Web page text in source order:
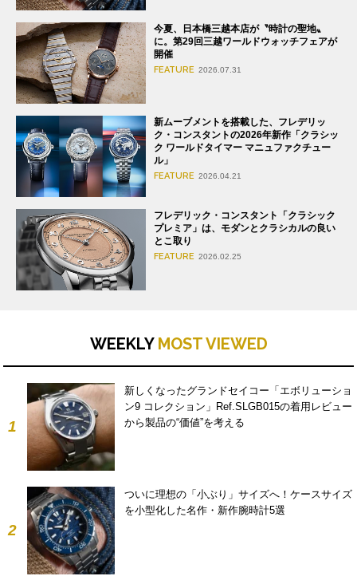
今夏、日本橋三越本店が〝時計の聖地〟
に。第29回三越ワールドウォッチフェアが
開催
FEATURE 2026.07.31
新ムーブメントを搭載した、フレデリッ
ク・コンスタントの2026年新作「クラシッ
ク ワールドタイマー マニュファクチュー
ル」
FEATURE 2026.04.21
フレデリック・コンスタント「クラシック
プレミア」は、モダンとクラシカルの良い
とこ取り
FEATURE 2026.02.25
WEEKLY MOST VIEWED
1
新しくなったグランドセイコー「エボリューショ
ン9 コレクション」Ref.SLGB015の着用レビュー
から製品の“価値”を考える
2
ついに理想の「小ぶり」サイズへ！ケースサイズ
を小型化した名作・新作腕時計5選